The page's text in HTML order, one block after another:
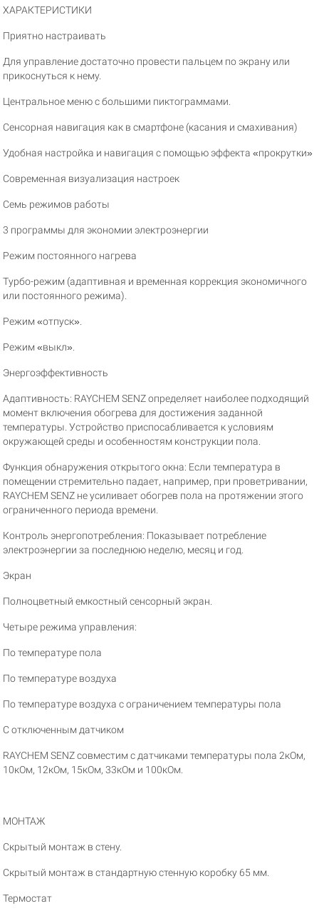
ХАРАКТЕРИСТИКИ
Приятно настраивать
Для управление достаточно провести пальцем по экрану или
прикоснуться к нему.
Центральное меню с большими пиктограммами.
Сенсорная навигация как в смартфоне (касания и смахивания)
Удобная настройка и навигация с помощью эффекта «прокрутки»
Современная визуализация настроек
Семь режимов работы
3 программы для экономии электроэнергии
Режим постоянного нагрева
Турбо-режим (адаптивная и временная коррекция экономичного
или постоянного режима).
Режим «отпуск».
Режим «выкл».
Энергоэффективность
Адаптивность: RAYCHEM SENZ определяет наиболее подходящий
момент включения обогрева для достижения заданной
температуры. Устройство приспосабливается к условиям
окружающей среды и особенностям конструкции пола.
Функция обнаружения открытого окна: Если температура в
помещении стремительно падает, например, при проветривании,
RAYCHEM SENZ не усиливает обогрев пола на протяжении этого
ограниченного периода времени.
Контроль энергопотребления: Показывает потребление
электроэнергии за последнюю неделю, месяц и год.
Экран
Полноцветный емкостный сенсорный экран.
Четыре режима управления:
По температуре пола
По температуре воздуха
По температуре воздуха с ограничением температуры пола
С отключенным датчиком
RAYCHEM SENZ совместим с датчиками температуры пола 2кОм,
10кОм, 12кОм, 15кОм, 33кОм и 100кОм.
МОНТАЖ
Скрытый монтаж в стену.
Скрытый монтаж в стандартную стенную коробку 65 мм.
Термостат